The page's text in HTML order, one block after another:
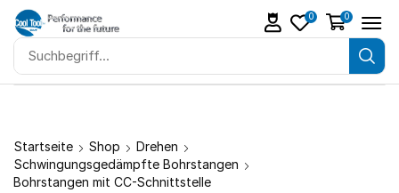
0 0
Startseite Shop
Drehen
Schwingungsgedämpfte Bohrstangen
Bohrstangen mit CC-Schnittstelle